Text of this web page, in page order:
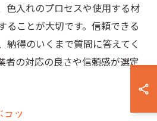
色入れのプロセスや使用する材
ることが大切です。信頼できる
納得のいくまで質問に答えてく
者の対応の良さや信頼感が選定
ツ